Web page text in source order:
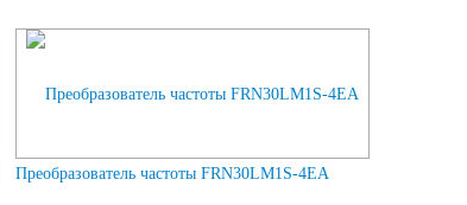
Преобразователь частоты FRN30LM1S-4EA